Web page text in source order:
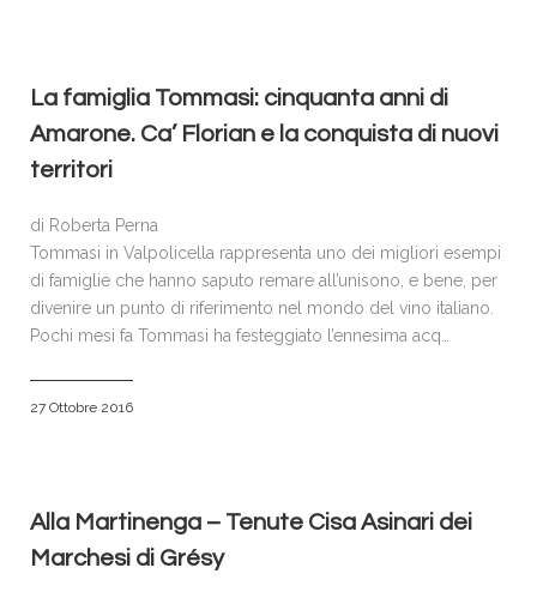
La famiglia Tommasi: cinquanta anni di
Amarone. Ca’ Florian e la conquista di nuovi
territori
di Roberta Perna
Tommasi in Valpolicella rappresenta uno dei migliori esempi
di famiglie che hanno saputo remare all’unisono, e bene, per
divenire un punto di riferimento nel mondo del vino italiano.
Pochi mesi fa Tommasi ha festeggiato l’ennesima acq…
27 Ottobre 2016
Alla Martinenga – Tenute Cisa Asinari dei
Marchesi di Grésy